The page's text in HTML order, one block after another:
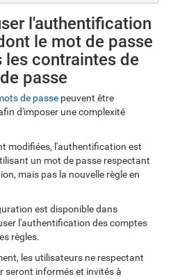
l'authentification
le mot de passe
les contraintes de
passe
de passe peuvent être
d'imposer une complexité
modifiées, l'authentification est
un mot de passe respectant
mais pas la nouvelle règle en
est disponible dans
l'authentification des comptes
règles.
les utilisateurs ne respectant
seront informés et invités à